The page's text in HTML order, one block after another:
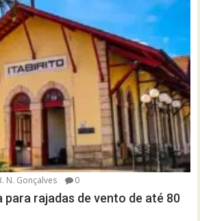
N. Gonçalves 0
para rajadas de vento de até 80